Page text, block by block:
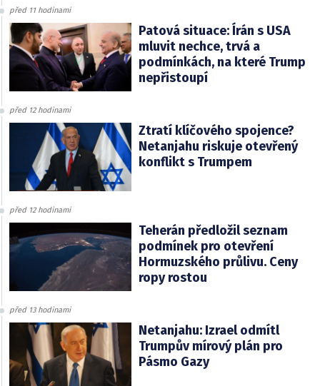
před 11 hodinami
Patová situace: Írán s USA
mluvit nechce, trvá a
podmínkách, na které Trump
nepřistoupí
před 12 hodinami
Ztratí klíčového spojence?
Netanjahu riskuje otevřený
konflikt s Trumpem
před 12 hodinami
Teherán předložil seznam
podmínek pro otevření
Hormuzského průlivu. Ceny
ropy rostou
před 13 hodinami
Netanjahu: Izrael odmítl
Trumpův mírový plán pro
Pásmo Gazy